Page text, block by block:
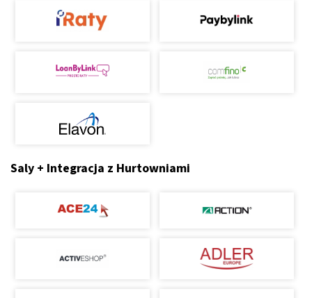
Saly + Integracja z Hurtowniami